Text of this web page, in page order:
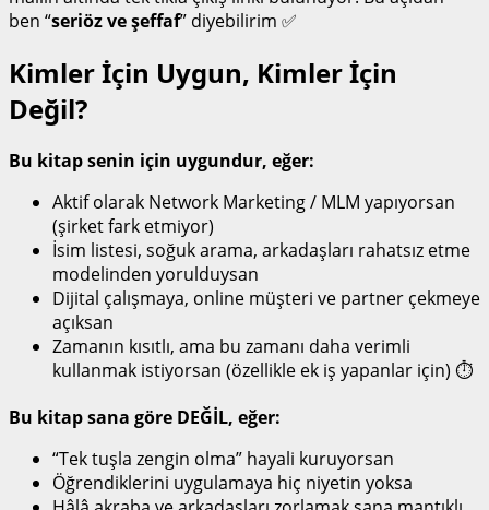
ben “seriöz ve şeffaf” diyebilirim ✅
Kimler İçin Uygun, Kimler İçin
Değil?
Bu kitap senin için uygundur, eğer:
Aktif olarak Network Marketing / MLM yapıyorsan
(şirket fark etmiyor)
İsim listesi, soğuk arama, arkadaşları rahatsız etme
modelinden yorulduysan
Dijital çalışmaya, online müşteri ve partner çekmeye
açıksan
Zamanın kısıtlı, ama bu zamanı daha verimli
kullanmak istiyorsan (özellikle ek iş yapanlar için) ⏱
Bu kitap sana göre DEĞİL, eğer:
“Tek tuşla zengin olma” hayali kuruyorsan
Öğrendiklerini uygulamaya hiç niyetin yoksa